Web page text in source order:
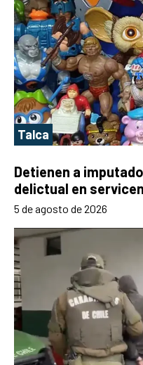
Talca
Detienen a
delictual en
5 de agosto de 2026